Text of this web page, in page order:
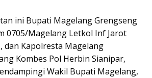
ini Bupati Magelang Grengseng
0705/Magelang Letkol Inf Jarot
dan Kapolresta Magelang
Kombes Pol Herbin Sianipar,
Wakil Bupati Magelang,